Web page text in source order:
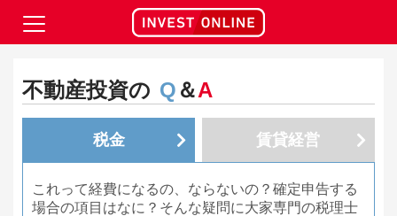
不動産投資の Q ＆A
税金 賃貸経営
これって経費になるの、ならないの？確定申告する
場合の項目はなに？そんな疑問に大家専門の税理士